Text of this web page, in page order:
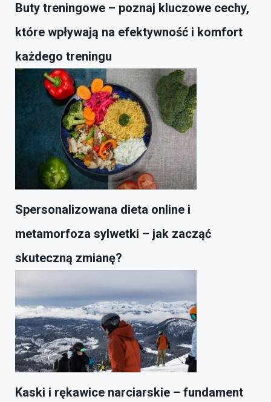
Buty treningowe – poznaj kluczowe cechy,
które wpływają na efektywność i komfort
każdego treningu
Spersonalizowana dieta online i
metamorfoza sylwetki – jak zacząć
skuteczną zmianę?
Kaski i rękawice narciarskie – fundament